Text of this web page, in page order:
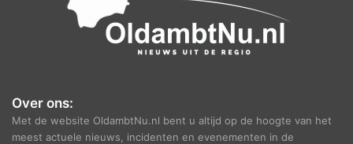
Over ons:
Met de website OldambtNu.nl bent u altijd op de hoogte van het
meest actuele nieuws, incidenten en evenementen in de